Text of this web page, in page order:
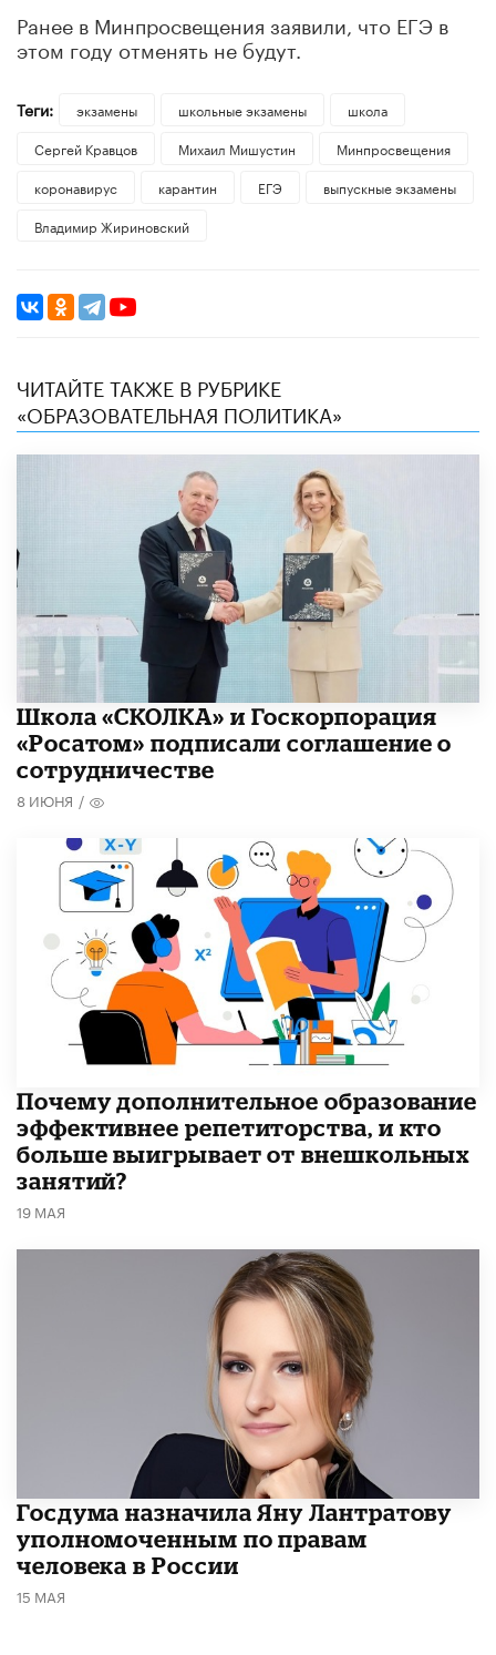
Ранее в Минпросвещения заявили, что ЕГЭ в
этом году отменять не будут.
Теги: экзамены школьные экзамены
школа
Сергей Кравцов
Михаил Мишустин
Минпросвещения
коронавирус
карантин ЕГЭ
выпускные экзамены
Владимир Жириновский
ЧИТАЙТЕ ТАКЖЕ В РУБРИКЕ
«ОБРАЗОВАТЕЛЬНАЯ ПОЛИТИКА»
Школа «СКОЛКА» и Госкорпорация
«Росатом» подписали соглашение о
сотрудничестве
8 ИЮНЯ /
​Почему дополнительное образование
эффективнее репетиторства, и кто
больше выигрывает от внешкольных
занятий?
19 МАЯ
Госдума назначила Яну Лантратову
уполномоченным по правам
человека в России
15 МАЯ